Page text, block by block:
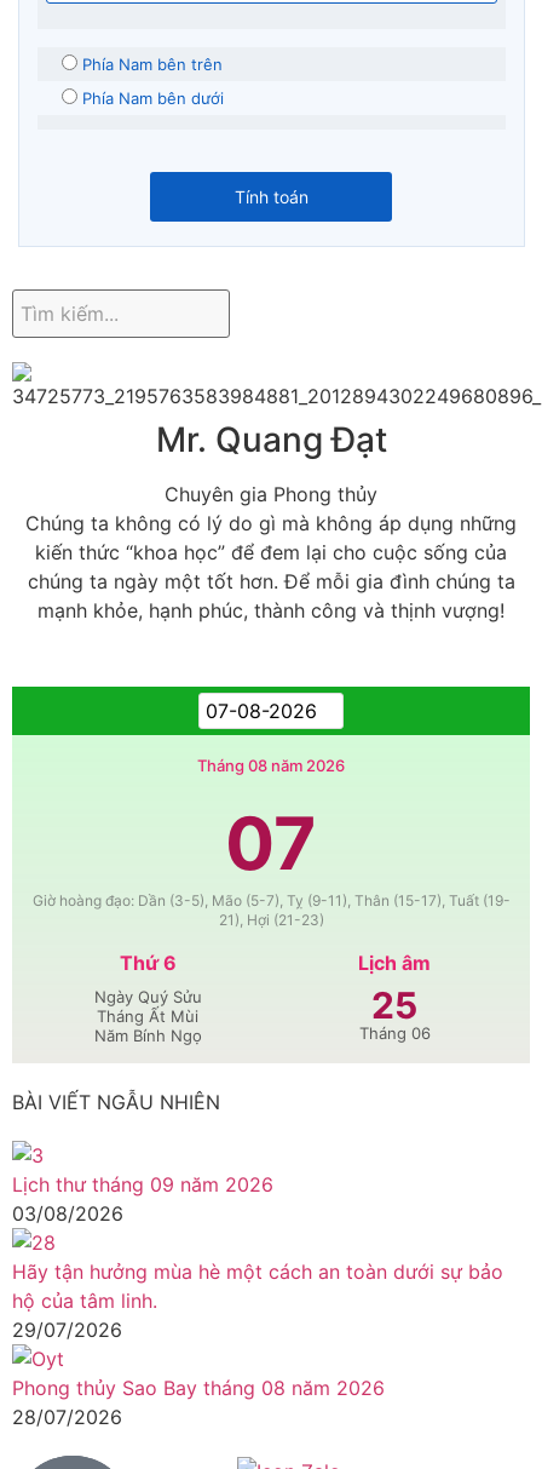
Phía Nam bên trên
Phía Nam bên dưới
Mr. Quang Đạt
Chuyên gia Phong thủy
Chúng ta không có lý do gì mà không áp dụng những
kiến thức “khoa học” để đem lại cho cuộc sống của
chúng ta ngày một tốt hơn. Để mỗi gia đình chúng ta
mạnh khỏe, hạnh phúc, thành công và thịnh vượng!
Tháng 08 năm 2026
07
Giờ hoàng đạo: Dần (3-5), Mão (5-7), Tỵ (9-11), Thân (15-17), Tuất (19-
21), Hợi (21-23)
Thứ 6
Ngày Quý Sửu
Tháng Ất Mùi
Năm Bính Ngọ
Lịch âm
25
Tháng 06
BÀI VIẾT NGẪU NHIÊN
Lịch thư tháng 09 năm 2026
03/08/2026
Hãy tận hưởng mùa hè một cách an toàn dưới sự bảo
hộ của tâm linh.
29/07/2026
Phong thủy Sao Bay tháng 08 năm 2026
28/07/2026